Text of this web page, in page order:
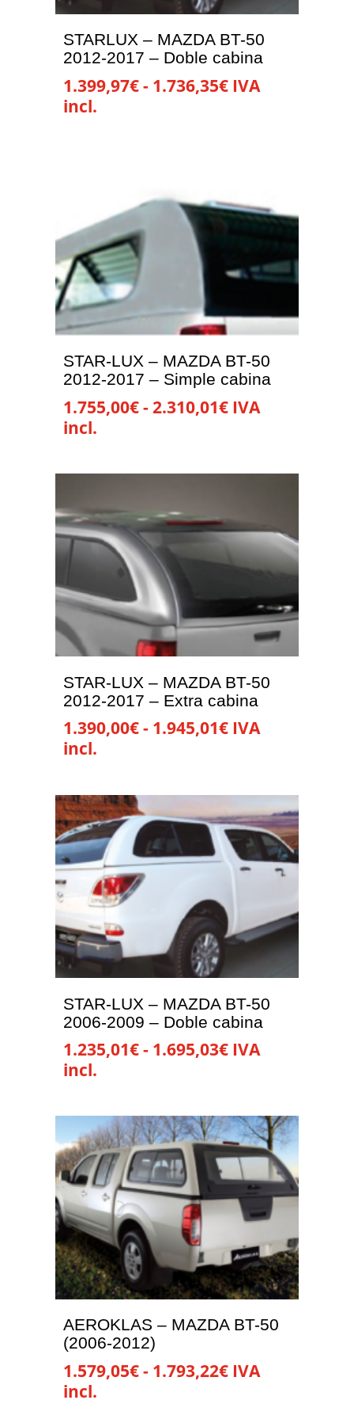
STARLUX – MAZDA BT-50
2012-2017 – Doble cabina
1.399,97€- 1.736,35€Rango
1.736,35€
IVA
incl.
Las
opciones
se
pueden
elegir
en
la
página
producto
STAR-LUX – MAZDA BT-50
2012-2017 – Simple cabina
1.755,00€-2.310,01€Rango
2.310,01€
IVA
incl.
múltiples
variantes.
Las
se
pueden
elegir
página
producto
STAR-LUX – MAZDA BT-50
2012-2017 – Extra cabina
1.390,00€- 1.945,01€Rango
1.390,00€
hasta
1.945,01€
IVA
incl.
tiene
múltiples
variantes.
Las
opciones
pueden
elegir
en
página
producto
STAR-LUX – MAZDA BT-50
2006-2009 – Doble cabina
1.235,01€- 1.695,03€Rango
desde
1.235,01€
hasta
1.695,03€
IVA
incl.
tiene
múltiples
variantes.
Las
opciones
se
pueden
elegir
en
la
página
de
producto
AEROKLAS – MAZDA BT-50
(2006-2012)
1.579,05€- 1.793,22€Rango
IVA
incl.